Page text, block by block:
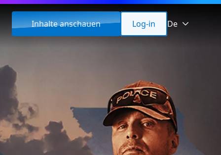
Inhalte anschauen Log-in De